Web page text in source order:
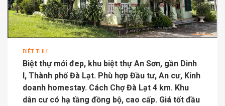
BIỆT THỰ
Biệt thự mới đep, khu biệt thự An Sơn, gần Dinh
I, Thành phố Đà Lạt. Phù hợp Đầu tư, An cư, Kinh
doanh homestay. Cách Chợ Đà Lạt 4 km. Khu
dân cư có hạ tầng đồng bộ, cao cấp. Giá tốt đầu